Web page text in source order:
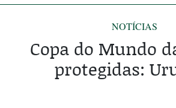
NOTÍCIAS
Copa do Mundo
protegidas: